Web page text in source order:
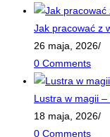
Jak pracować z
26 maja, 2026/
0 Comments
Lustra w magii
18 maja, 2026/
0 Comments